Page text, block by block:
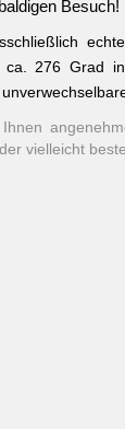
Besuch!
ca. 276 Grad
vielleicht